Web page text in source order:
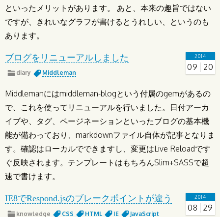
といったメリットがあります。 あと、本来の趣旨ではない
ですが、きれいなグラフが書けるとうれしい、というのも
あります。
2014
09 20
ブログをリニューアルしました
diary Middleman
Middlemanにはmiddleman-blogという付属のgemがあるの
で、これを使ってリニューアルを行いました。日付アーカ
イブや、タグ、ページネーションといったブログの基本機
能が備わっており、markdownファイル自体が記事となりま
す。確認はローカルでできますし、変更はLive Reloadです
ぐ反映されます。テンプレートはもちろんSlim+SASSで超
速で書けます。
2014
08 29
IE8でRespond.jsのブレークポイントが違う
knowledge CSS HTML IE JavaScript